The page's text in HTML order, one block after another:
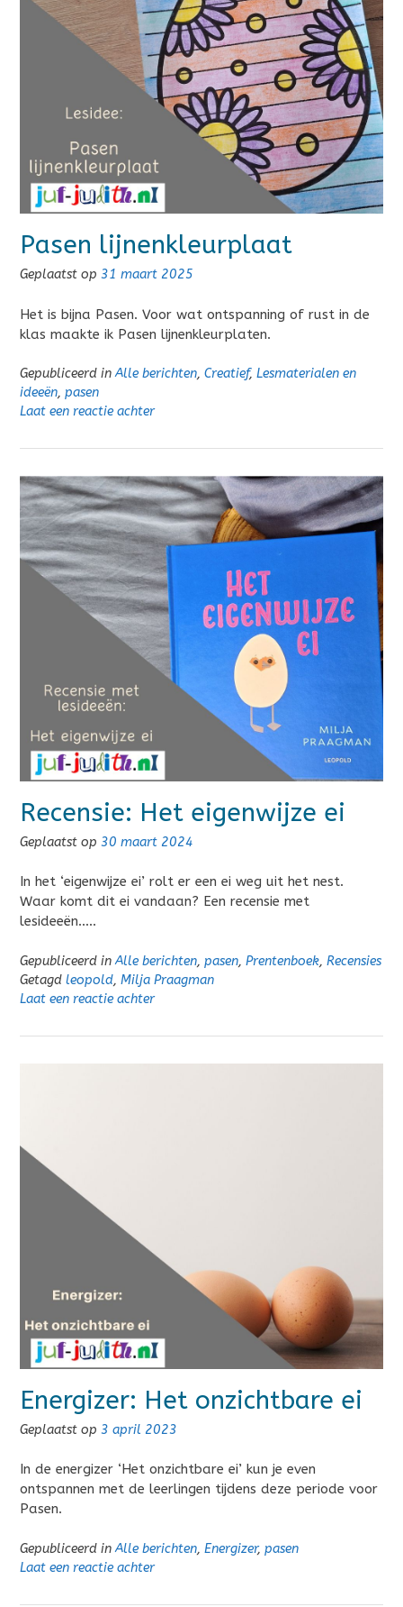
Pasen lijnenkleurplaat
Geplaatst op 31 maart 2025
Het is bijna Pasen. Voor wat ontspanning of rust in de
klas maakte ik Pasen lijnenkleurplaten.
Gepubliceerd inAlle berichten, Creatief, Lesmaterialen en
ideeën, pasen
Laat een reactie achter
Recensie: Het eigenwijze ei
Geplaatst op 30 maart 2024
In het ‘eigenwijze ei’ rolt er een ei weg uit het nest.
Waar komt dit ei vandaan? Een recensie met
lesideeën…..
Gepubliceerd inAlle berichten, pasen, Prentenboek, Recensies
Getagd leopold, Milja Praagman
Laat een reactie achter
Energizer: Het onzichtbare ei
Geplaatst op 3 april 2023
In de energizer ‘Het onzichtbare ei’ kun je even
ontspannen met de leerlingen tijdens deze periode voor
Pasen.
Gepubliceerd inAlle berichten, Energizer, pasen
Laat een reactie achter